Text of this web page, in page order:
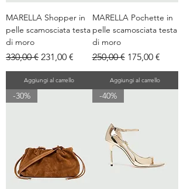
MARELLA Shopper in
pelle scamosciata testa
di moro
Prezzo regolare
330,00 € Prezzo scontato
231,00 €
Aggiungi al carrello
MARELLA Pochette in
pelle scamosciata testa
di moro
Prezzo regolare
250,00 € Prezzo scontato
175,00 €
Aggiungi al carrello
-30% -40%